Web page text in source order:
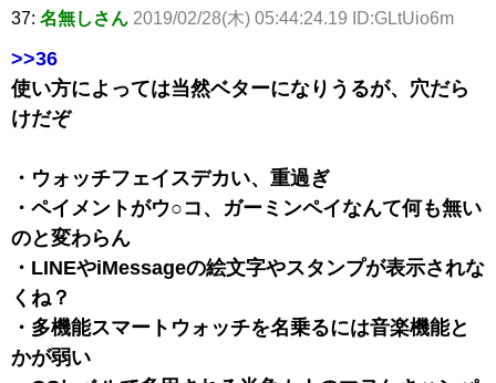
37: 名無しさん 2019/02/28(木) 05:44:24.19 ID:GLtUio6m
>>36
使い方によっては当然ベターになりうるが、穴だら
けだぞ
・ウォッチフェイスデカい、重過ぎ
・ペイメントがウ○コ、ガーミンペイなんて何も無い
のと変わらん
・LINEやiMessageの絵文字やスタンプが表示されな
くね？
・多機能スマートウォッチを名乗るには音楽機能と
かが弱い